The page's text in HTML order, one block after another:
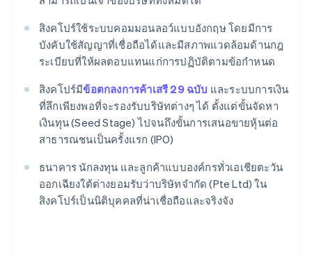
สิงคโปร์ใช้ระบบคอมมอนลอว์แบบอังกฤษ โดยมีการ
บังคับใช้สัญญาที่เชื่อถือได้และมีสภาพแวดล้อมด้านกฎ
ระเบียบที่ให้ผลตอบแทนแก่การปฏิบัติตามข้อกำหนด
สิงคโปร์มีข้อตกลงการค้าเสรี 29 ฉบับ และระบบการเงิน
ที่ลึกเพียงพอที่จะรองรับบริษัทต่างๆ ได้ ตั้งแต่ขั้นจัดหา
เงินทุน (Seed Stage) ไปจนถึงขั้นการเสนอขายหุ้นต่อ
สาธารณชนเป็นครั้งแรก (IPO)
ธนาคาร นักลงทุน และลูกค้าแบบองค์กรทั่วเอเชียตะวัน
ออกเฉียงใต้ต่างยอมรับว่าบริษัทจำกัด (Pte Ltd) ใน
สิงคโปร์เป็นนิติบุคคลที่น่าเชื่อถือและจริงจัง